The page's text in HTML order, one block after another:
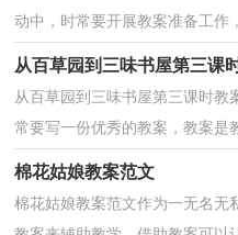
动中，时常要开展教案准备工作
点。那么教案应该怎么写才合适
从百草园到三味书屋第三课
从百草园到三味书屋第三课时教
常要写一份优秀的教案，教案是
那么写教案需要注意哪些问题呢
棉花姑娘教案范文
棉花姑娘教案范文作为一无名无